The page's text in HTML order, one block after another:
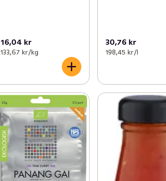
16,04 kr
133,67 kr /kg
30,76 kr
198,45 kr /l